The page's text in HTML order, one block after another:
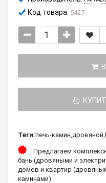
Код товара: 5427
Теги:печь-камин,дровяной,
Предлагаем
бань (дровяными и
домов и квартир
каминами)